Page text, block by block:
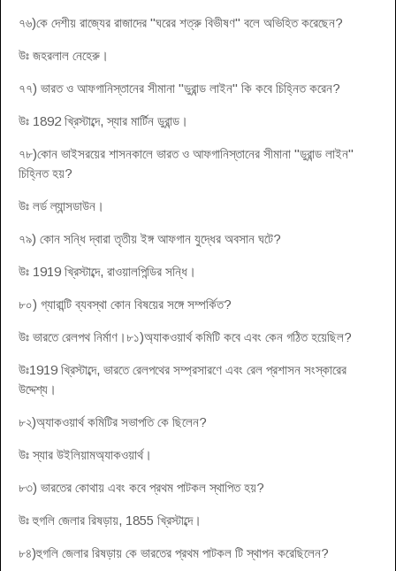
৭৬)কে দেশীয় রাজ্যের রাজাদের "ঘরের শত্রু বিভীষণ" বলে অভিহিত করেছেন?
উঃ জহরলাল নেহেরু।
৭৭) ভারত ও আফগানিস্তানের সীমানা "ডুরান্ড লাইন" কি কবে চিহ্নিত করেন?
উঃ 1892 খ্রিস্টাব্দে, স্যার মার্টিন ডুরান্ড।
৭৮)কোন ভাইসরয়ের শাসনকালে ভারত ও আফগানিস্তানের সীমানা "ডুরান্ড লাইন"
চিহ্নিত হয়?
উঃ লর্ড ল্যান্সডাউন।
৭৯) কোন সন্ধি দ্বারা তৃতীয় ইঙ্গ আফগান যুদ্ধের অবসান ঘটে?
উঃ 1919 খ্রিস্টাব্দে, রাওয়ালপিন্ডির সন্ধি।
৮০) গ্যারান্টি ব্যবস্থা কোন বিষয়ের সঙ্গে সম্পর্কিত?
উঃ ভারতে রেলপথ নির্মাণ।৮১)অ্যাকওয়ার্থ কমিটি কবে এবং কেন গঠিত হয়েছিল?
উঃ1919 খ্রিস্টাব্দে, ভারতে রেলপথের সম্প্রসারণে এবং রেল প্রশাসন সংস্কারের
উদ্দেশ্য।
৮২)অ্যাকওয়ার্থ কমিটির সভাপতি কে ছিলেন?
উঃ স্যার উইলিয়ামঅ্যাকওয়ার্থ।
৮৩) ভারতের কোথায় এবং কবে প্রথম পাটকল স্থাপিত হয়?
উঃ হুগলি জেলার রিষড়ায়, 1855 খ্রিস্টাব্দে।
৮৪)হুগলি জেলার রিষড়ায় কে ভারতের প্রথম পাটকল টি স্থাপন করেছিলেন?